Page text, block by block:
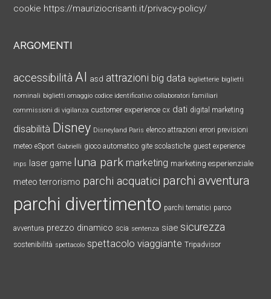
cookie https://mauriziocrisanti.it/privacy-policy/
ARGOMENTI
accessibilità AI asd attrazioni big data biglietterie biglietti
nominali biglietti omaggio codice identificativo collaboratori familiari
commissioni di vigilanza customer experience cx dati digital marketing
disabilità Disney Disneyland Paris elenco attrazioni errori previsioni
meteo eSport Gabrielli gioco automatico gite scolastiche guest experience
inps laser game luna park marketing marketing esperienziale
meteo terrorismo parchi acquatici parchi avventura
parchi divertimento parchi tematici parco
avventura prezzo dinamico scia sentenza siae sicurezza
sostenibilità spettacolo spettacolo viaggiante Tripadvisor